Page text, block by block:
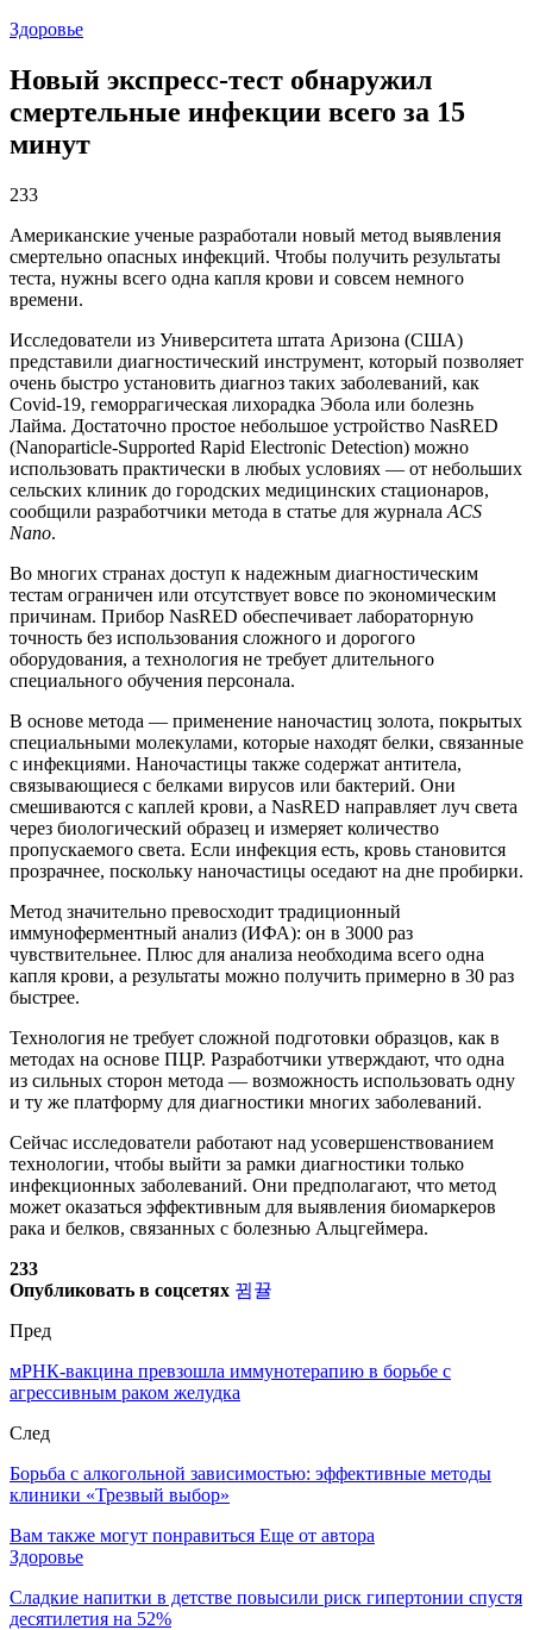
Здоровье
Новый экспресс-тест обнаружил
смертельные инфекции всего за 15
минут
233
Американские ученые разработали новый метод выявления
смертельно опасных инфекций. Чтобы получить результаты
теста, нужны всего одна капля крови и совсем немного
времени.
Исследователи из Университета штата Аризона (США)
представили диагностический инструмент, который позволяет
очень быстро установить диагноз таких заболеваний, как
Covid-19, геморрагическая лихорадка Эбола или болезнь
Лайма. Достаточно простое небольшое устройство NasRED
(Nanoparticle-Supported Rapid Electronic Detection) можно
использовать практически в любых условиях — от небольших
сельских клиник до городских медицинских стационаров,
сообщили разработчики метода в статье для журнала ACS
Nano.
Во многих странах доступ к надежным диагностическим
тестам ограничен или отсутствует вовсе по экономическим
причинам. Прибор NasRED обеспечивает лабораторную
точность без использования сложного и дорогого
оборудования, а технология не требует длительного
специального обучения персонала.
В основе метода — применение наночастиц золота, покрытых
специальными молекулами, которые находят белки, связанные
с инфекциями. Наночастицы также содержат антитела,
связывающиеся с белками вирусов или бактерий. Они
смешиваются с каплей крови, а NasRED направляет луч света
через биологический образец и измеряет количество
пропускаемого света. Если инфекция есть, кровь становится
прозрачнее, поскольку наночастицы оседают на дне пробирки.
Метод значительно превосходит традиционный
иммуноферментный анализ (ИФА): он в 3000 раз
чувствительнее. Плюс для анализа необходима всего одна
капля крови, а результаты можно получить примерно в 30 раз
быстрее.
Технология не требует сложной подготовки образцов, как в
методах на основе ПЦР. Разработчики утверждают, что одна
из сильных сторон метода — возможность использовать одну
и ту же платформу для диагностики многих заболеваний.
Сейчас исследователи работают над усовершенствованием
технологии, чтобы выйти за рамки диагностики только
инфекционных заболеваний. Они предполагают, что метод
может оказаться эффективным для выявления биомаркеров
рака и белков, связанных с болезнью Альцгеймера.
233
Опубликовать в соцсетях
Пред
мРНК-вакцина превзошла иммунотерапию в борьбе с
агрессивным раком желудка
След
Борьба с алкогольной зависимостью: эффективные методы
клиники «Трезвый выбор»
Вам также могут понравиться Еще от автора
Здоровье
Сладкие напитки в детстве повысили риск гипертонии спустя
десятилетия на 52%